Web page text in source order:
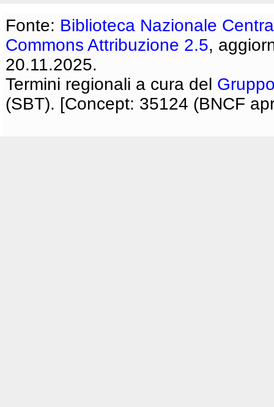
Fonte: Biblioteca Nazionale
Commons Attribuzione 2.5,
20.11.2025.
Termini regionali a cura del
(SBT). [Concept: 35124 (BNCF